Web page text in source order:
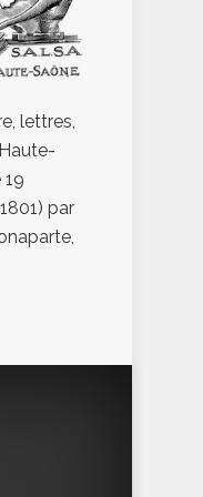
lettres,
par